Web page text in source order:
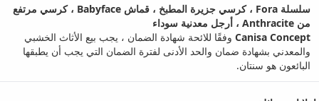
سلسلة Fora ، كرسي جزيرة المطبخ ، قماش Babyface ، كرسي مرتفع
من Anthracite ، أرجل معدنية سوداء
Canisa Concept وفقًا للائحة شهادة الضمان ، يجب بيع الأثاث الخشبي
والمعدني بشهادة ضمان والحد الأدنى لفترة الضمان التي يجب أن يطبقها
البائعون هو سنتان.